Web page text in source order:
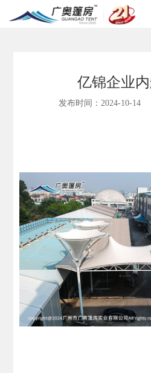
亿锦企业
发布时间：2024-10-14